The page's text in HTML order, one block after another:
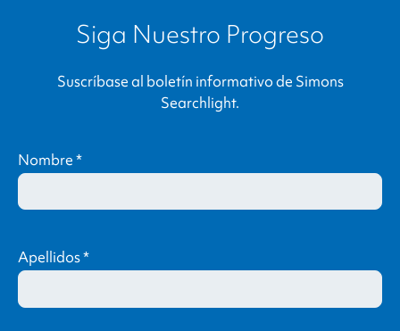
Siga Nuestro Progreso
Suscríbase al boletín informativo de Simons
Searchlight.
Nombre*
Apellidos*